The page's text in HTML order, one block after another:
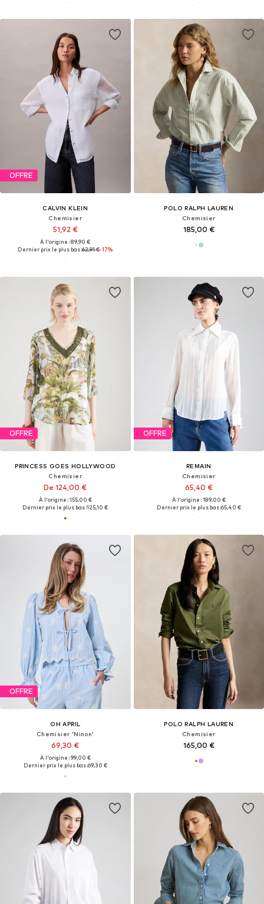
OFFRE
CALVIN KLEIN
Chemisier
51,92 €
À l'origine : 89,90 €
Dernier prix le plus bas :62,91 €-17%
POLO RALPH LAUREN
Chemisier
185,00 €
OFFRE
PRINCESS GOES HOLLYWOOD
Chemisier
De 124,00 €
À l'origine : 155,00 €
Dernier prix le plus bas :125,10 €
OFFRE
REMAIN
Chemisier
65,40 €
À l'origine : 189,00 €
Dernier prix le plus bas :65,40 €
OFFRE
OH APRIL
Chemisier 'Ninon'
69,30 €
À l'origine : 99,00 €
Dernier prix le plus bas :69,30 €
POLO RALPH LAUREN
Chemisier
165,00 €